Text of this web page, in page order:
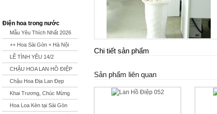
Điện hoa trong nước
Mẫu Yêu Thích Nhất 2026
++ Hoa Sài Gòn + Hà Nội
LỄ TÌNH YÊU 14/2
CHẬU HOA LAN HỒ ĐIỆP
Chậu Hoa Địa Lan Đẹp
Khai Trương, Chúc Mừng
Hoa Loa Kèn tại Sài Gòn
Chi tiết sản phẩm
Sản phẩm liên quan